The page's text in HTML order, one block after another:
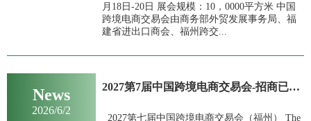
月18日-20日 展会规模：10，0000平方米 中国
跨境电商交易会由商务部外贸发展事务局、福
建省进出口商会、福州跨交...
News
2026/6/2
2027第7届中国跨境电商交易会-招商已启动，提前锁定优异展位，占据人流
2027第七届中国跨境电商交易会（福州） The